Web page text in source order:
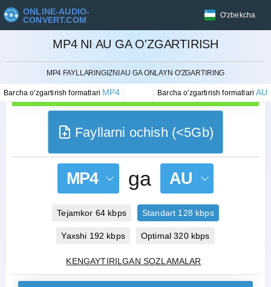
ONLINE-AUDIO-
CONVERT.COM
O'zbekcha
MP4 NI AU GA O'ZGARTIRISH
MP4 FAYLLARINGIZNI AU GA ONLAYN O'ZGARTIRING
Barcha o'zgartirish formatlari MP4 Barcha o'zgartirish formatlariAU
BEKOR QILISH
Fayllarni ochish (<5Gb)
MP4 ga AU
Tejamkor 64 kbps Standart 128 kbps
Yaxshi 192 kbps Optimal 320 kbps
KENGAYTIRILGAN SOZLAMALAR